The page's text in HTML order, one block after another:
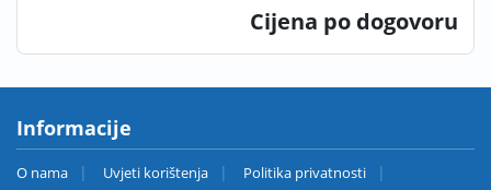
Cijena po dogovoru
Informacije
O nama Uvjeti korištenja
Politika privatnosti